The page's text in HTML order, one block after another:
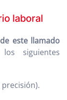
laboral
este llamado
siguientes